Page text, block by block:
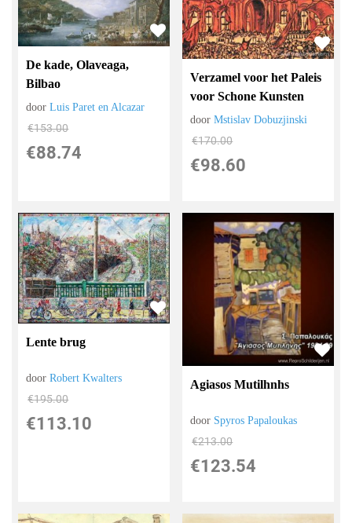
De kade, Olaveaga,
Bilbao
doorLuis Paret en Alcazar
€153.00
€88.74
Verzamel voor het Paleis
voor Schone Kunsten
doorMstislav Dobuzjinski
€170.00
€98.60
Lente brug
doorRobert Kwalters
€195.00
€113.10
Agiasos Mutilhnhs
door Spyros Papaloukas
€213.00
€123.54